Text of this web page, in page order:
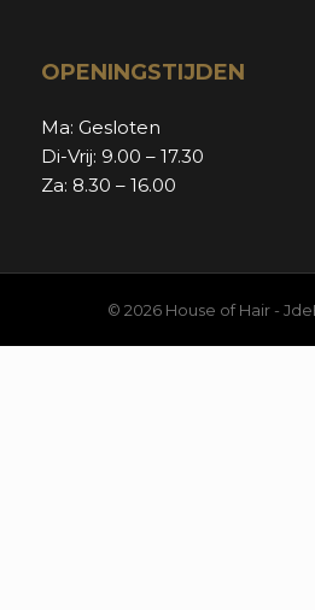
OPENINGSTIJDEN
Ma: Gesloten
Di-Vrij: 9.00 – 17.30
Za: 8.30 – 16.00
© 2026 House of Hair -